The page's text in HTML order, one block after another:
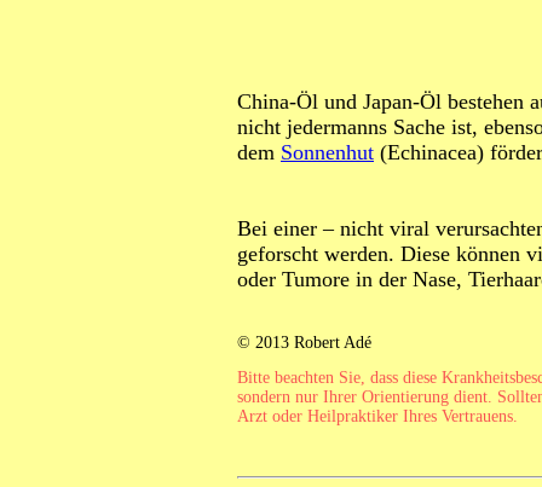
China-Öl und Japan-Öl bestehen
nicht jedermanns Sache ist,
dem Sonnenhut (Echinacea)
Bei einer – nicht viral
geforscht werden. Diese können
oder Tumore in der Nase,
© 2013 Robert Adé
Bitte beachten Sie, dass diese
sondern nur Ihrer Orientierung dient.
Arzt oder Heilpraktiker Ihres Vertrauens.